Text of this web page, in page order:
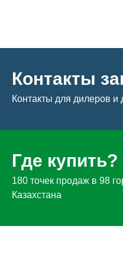
Контакты
Контакты для дилеров и
Где купить?
180 точек продаж в 98
Казахстана